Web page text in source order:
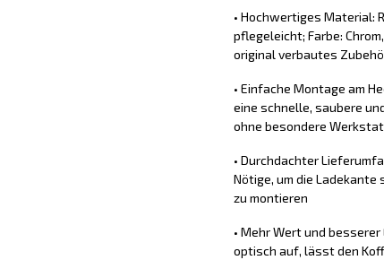
• Hochwertiges Material:
pflegeleicht; Farbe:
original verbautes
• Einfache Montage am
eine schnelle, saubere
ohne besondere
• Durchdachter
Nötige, um die
zu montieren
• Mehr Wert und
optisch auf, lässt den